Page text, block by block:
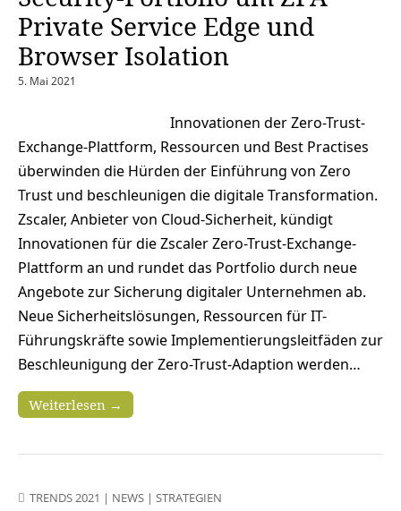
Private Service Edge und
Browser Isolation
5. Mai 2021
Innovationen der Zero-Trust-
Exchange-Plattform, Ressourcen und Best Practises
überwinden die Hürden der Einführung von Zero
Trust und beschleunigen die digitale Transformation.
Zscaler, Anbieter von Cloud-Sicherheit, kündigt
Innovationen für die Zscaler Zero-Trust-Exchange-
Plattform an und rundet das Portfolio durch neue
Angebote zur Sicherung digitaler Unternehmen ab.
Neue Sicherheitslösungen, Ressourcen für IT-
Führungskräfte sowie Implementierungsleitfäden zur
Beschleunigung der Zero-Trust-Adaption werden…
Weiterlesen →
TRENDS 2021 | NEWS | STRATEGIEN